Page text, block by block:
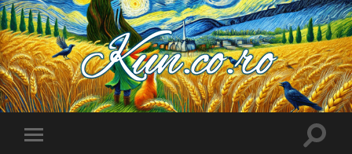
Kuncoro++
Toggle
Toggle